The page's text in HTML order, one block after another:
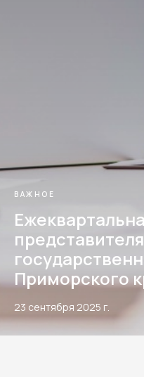
ВАЖНОЕ
Приморского
23 сентября 2025 г.